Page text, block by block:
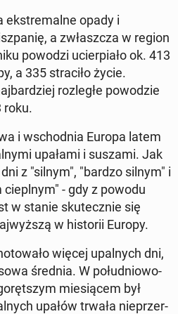
ek­stremalne opady i
a zwłaszcza w region
powodzi ucier­pi­ało ok. 413
a 335 straciło życie.
ro­zległe powodzie
roku.
i wschod­nia Europa latem
upałami i suszami. Jak
z "silnym", "bardzo silnym" i
- gdy z powodu
w stanie skutecznie się
w his­torii Europy.
więcej upal­nych dni,
średnia. W połud­niowo-
miesiącem był
upałów trwała nieprz­er­